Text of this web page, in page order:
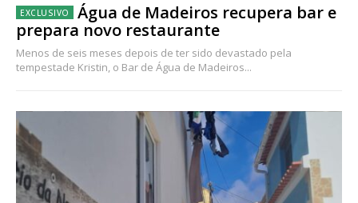
Água de Madeiros recupera bar e
prepara novo restaurante
Menos de seis meses depois de ter sido devastado pela
tempestade Kristin, o Bar de Água de Madeiros...